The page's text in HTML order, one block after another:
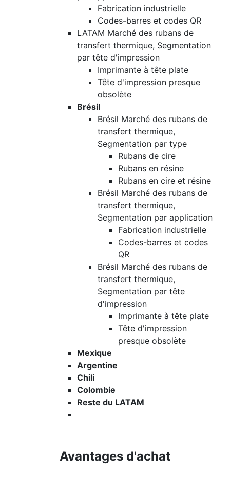
Fabrication industrielle
Codes-barres et codes QR
LATAM Marché des rubans de
transfert thermique, Segmentation
par tête d'impression
Imprimante à tête plate
Tête d'impression presque
obsolète
Brésil
Brésil Marché des rubans de
transfert thermique,
Segmentation par type
Rubans de cire
Rubans en résine
Rubans en cire et résine
Brésil Marché des rubans de
transfert thermique,
Segmentation par application
Fabrication industrielle
Codes-barres et codes
QR
Brésil Marché des rubans de
transfert thermique,
Segmentation par tête
d'impression
Imprimante à tête plate
Tête d'impression
presque obsolète
Mexique
Argentine
Chili
Colombie
Reste du LATAM
Avantages d'achat